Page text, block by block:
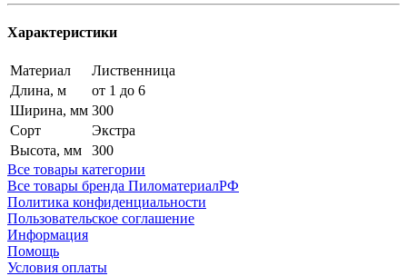
Характеристики
Материал
Лиственница
Длина, м
от 1 до 6
Ширина, мм 300
Сорт
Экстра
Высота, мм
300
Все товары категории
Все товары бренда ПиломатериалРФ
Политика конфиденциальности
Пользовательское соглашение
Информация
Помощь
Условия оплаты